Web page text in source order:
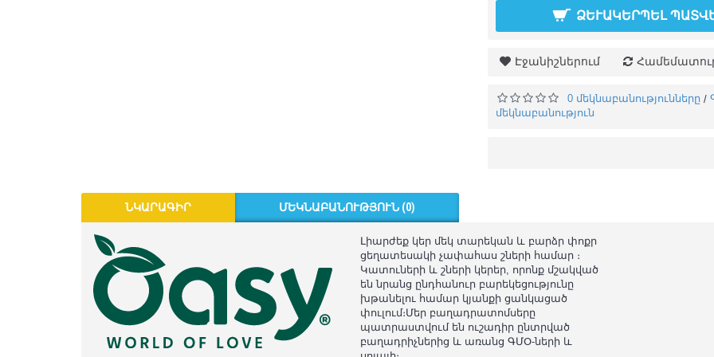
ՁԵՒԱԿԵՐՊԵԼ
Էջանիշներում
0 մեկնաբանությունները /
մեկնաբանություն
ՆԿԱՐԱԳԻՐ ՄԵԿՆԱԲԱՆՈՒԹՅՈՒՆ (0)
Լիարժեք կեր մեկ տարեկան և բարձր փոքր
ցեղատեսակի չափահաս շների համար ։
Կատուների և շների կերեր, որոնք մշակված
են նրանց ընդհանուր բարեկեցությունը
խթանելու համար կյանքի ցանկացած
փուլում։Մեր բաղադրատոմսերը
պատրաստվում են ուշադիր ընտրված
բաղադրիչներից և առանց ԳՄՕ-ների և